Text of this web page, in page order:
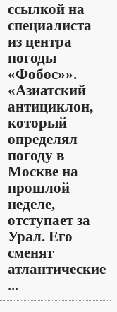
ссылкой на
специалиста
из центра
погоды
«Фобос»».
«Азиатский
антициклон,
который
определял
погоду в
Москве на
прошлой
неделе,
отступает за
Урал. Его
сменят
атлантические
...